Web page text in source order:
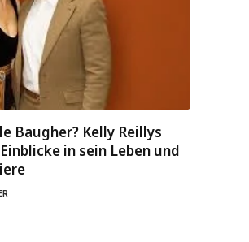
Baugher? Kelly Reillys
in sein Leben und